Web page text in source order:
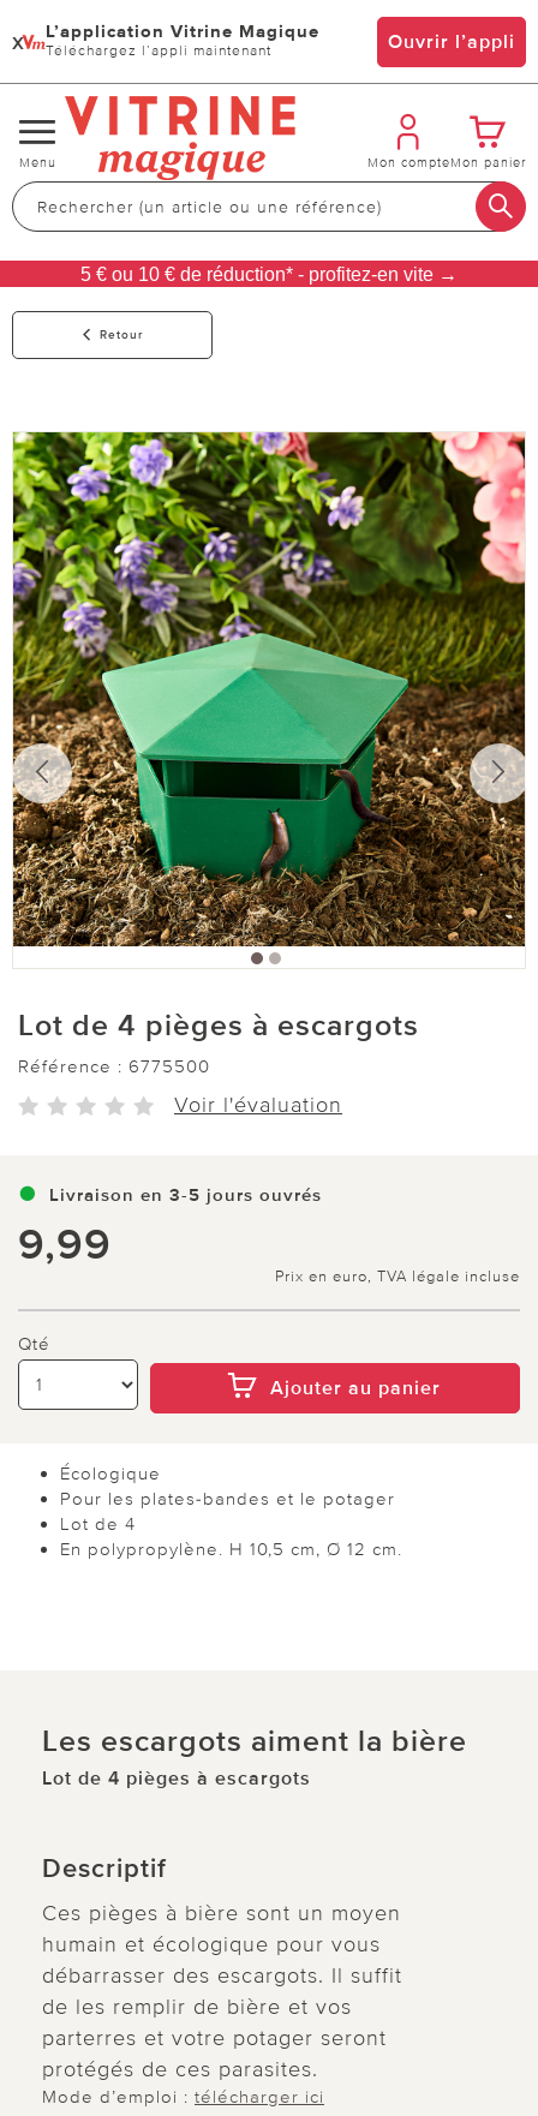
x L’application Vitrine Magique
Téléchargez l’appli maintenant Ouvrir l’appli
Changer
de
navigation
Menu Mon compteMon panier
5 € ou 10 € de réduction* - profitez-en vite →
Retour
Lot de 4 pièges à escargots
Référence : 6775500
Voir l'évaluation
Livraison en 3-5 jours ouvrés
9,99
Prix en euro, TVA légale incluse
Qté
Ajouter au panier
Écologique
Pour les plates-bandes et le potager
Lot de 4
En polypropylène. H 10,5 cm, Ø 12 cm.
Les escargots aiment la bière
Lot de 4 pièges à escargots
Descriptif
Ces pièges à bière sont un moyen
humain et écologique pour vous
débarrasser des escargots. Il suffit
de les remplir de bière et vos
parterres et votre potager seront
protégés de ces parasites.
Mode d’emploi : télécharger ici